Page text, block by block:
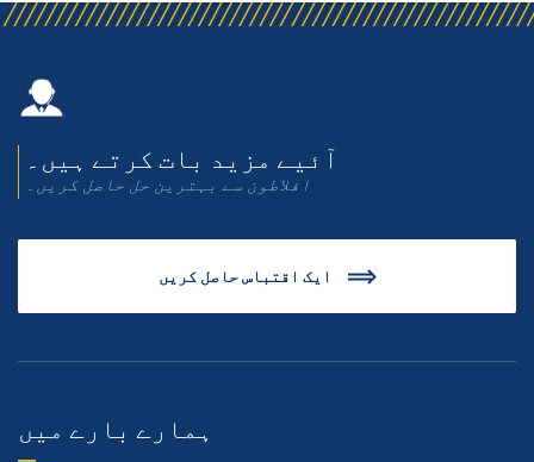
آئیے مزید بات کرتے ہیں۔
افلاطون سے بہترین حل حاصل کریں۔
ایک اقتباس حاصل کریں
ہمارے بارے میں